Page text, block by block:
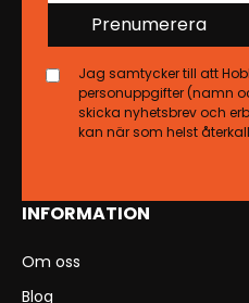
INFORMATION
Om oss
Blog
Prenumerera
Jag samtycker till att
personuppgifter (namn
skicka nyhetsbrev och
kan när som helst